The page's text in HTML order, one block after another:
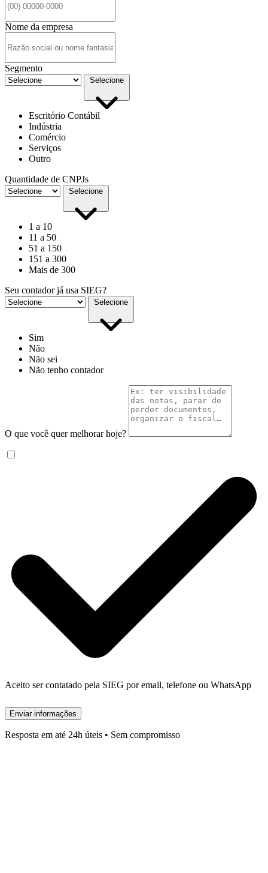
Nome da empresa
Segmento
Selecione
Escritório Contábil
Indústria
Comércio
Serviços
Outro
Quantidade de CNPJs
Selecione
1 a 10
11 a 50
51 a 150
151 a 300
Mais de 300
Seu contador já usa SIEG?
Selecione
Sim
Não
Não sei
Não tenho contador
O que você quer melhorar hoje?
Aceito ser contatado pela SIEG por email, telefone ou WhatsApp
Enviar informações
Resposta em até 24h úteis • Sem compromisso